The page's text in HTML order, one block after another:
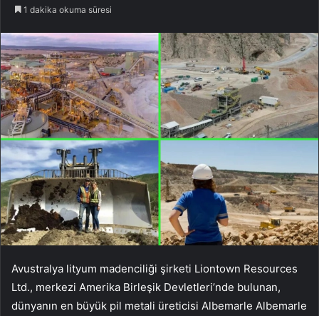
1 dakika okuma süresi
Avustralya lityum madenciliği şirketi Liontown Resources
Ltd., merkezi Amerika Birleşik Devletleri’nde bulunan,
dünyanın en büyük pil metali üreticisi Albemarle Albemarle